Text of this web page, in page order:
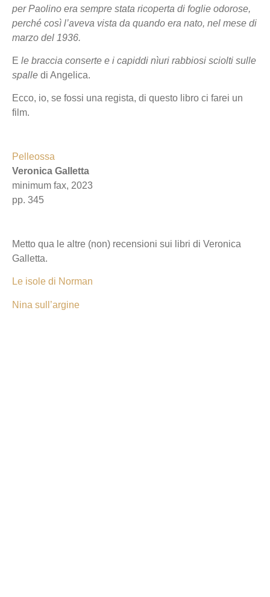
per Paolino era sempre stata ricoperta di foglie odorose,
perché così l’aveva vista da quando era nato, nel mese di
marzo del 1936.
E le braccia conserte e i capiddi nìuri rabbiosi sciolti sulle
spalle di Angelica.
Ecco, io, se fossi una regista, di questo libro ci farei un
film.
Pelleossa
Veronica Galletta
minimum fax, 2023
pp. 345
Metto qua le altre (non) recensioni sui libri di Veronica
Galletta.
Le isole di Norman
Nina sull’argine